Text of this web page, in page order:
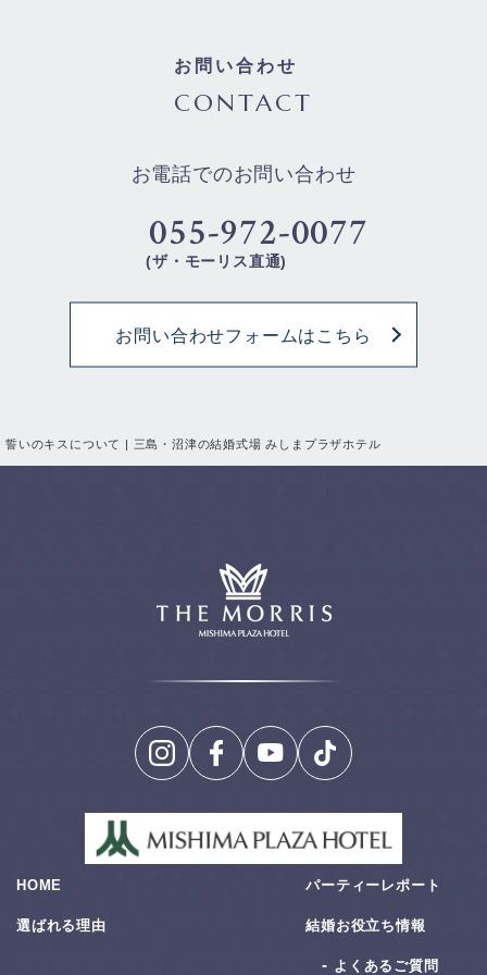
誓いのキスについて | 三島・沼津の結婚式場 みしまプラザホテル
お問い合わせ
CONTACT
お電話でのお問い合わせ
055-972-0077
(ザ・モーリス直通)
お問い合わせフォームはこちら
HOME
選ばれる理由
パーティーレポート
結婚お役⽴ち情報
よくあるご質問